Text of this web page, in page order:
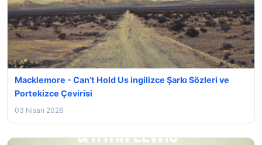
Macklemore - Can’t Hold Us ingilizce Şarkı Sözleri ve
Portekizce Çevirisi
03 Nisan 2026